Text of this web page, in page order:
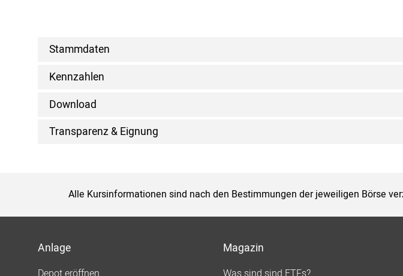
Stammdaten
Kennzahlen
Download
Transparenz & Eignung
Alle Kursinformationen sind nach den Bestimmungen der jeweiligen Börse
Anlage Magazin